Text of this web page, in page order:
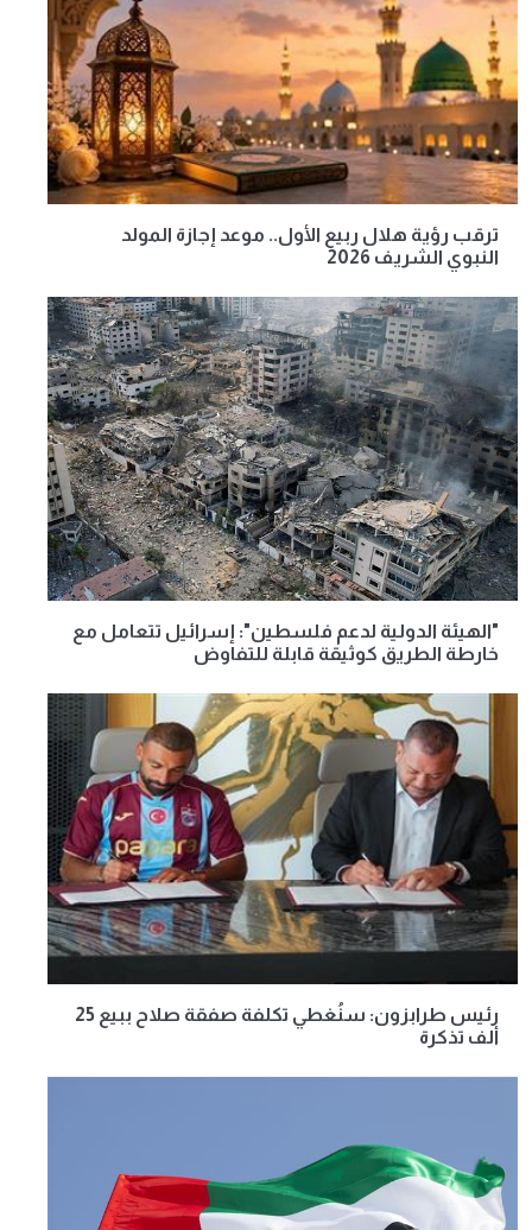
ترقب رؤية هلال ربيع الأول.. موعد إجازة المولد
النبوي الشريف 2026
"الهيئة الدولية لدعم فلسطين": إسرائيل تتعامل مع
خارطة الطريق كوثيقة قابلة للتفاوض
رئيس طرابزون: سنُغطي تكلفة صفقة صلاح ببيع 25
ألف تذكرة